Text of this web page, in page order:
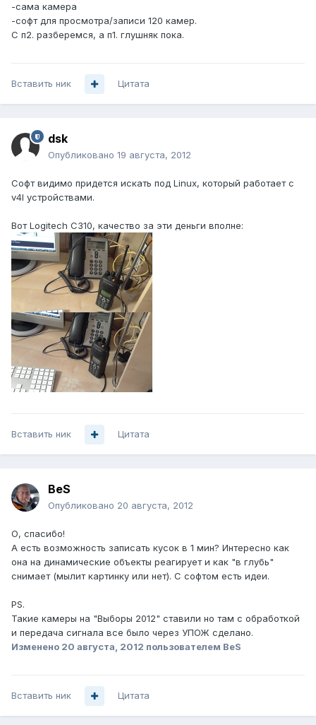
-сама камера
-софт для просмотра/записи 120 камер.
С п2. разберемся, а п1. глушняк пока.
Вставить ник Цитата
dsk
Опубликовано 19 августа, 2012
Софт видимо придется искать под Linux, который работает с
v4l устройствами.
Вот Logitech C310, качество за эти деньги вполне:
Вставить ник Цитата
BeS
Опубликовано 20 августа, 2012
О, спасибо!
А есть возможность записать кусок в 1 мин? Интересно как
она на динамические объекты реагирует и как "в глубь"
снимает (мылит картинку или нет). С софтом есть идеи.
PS.
Такие камеры на "Выборы 2012" ставили но там с обработкой
и передача сигнала все было через УПОЖ сделано.
Изменено 20 августа, 2012 пользователем BeS
Вставить ник Цитата